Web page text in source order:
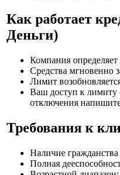
Как работает
Деньги)
Компания
Средства мгновенно
Лимит
Ваш доступ к лимиту
отключения
Требования к
Наличие
Полная